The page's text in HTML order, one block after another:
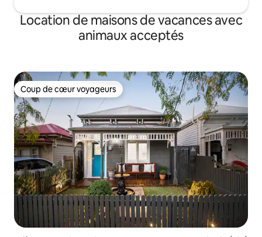
Location de maisons de vacances avec
animaux acceptés
Coup de cœur voyageurs
Coup de cœur voyageurs